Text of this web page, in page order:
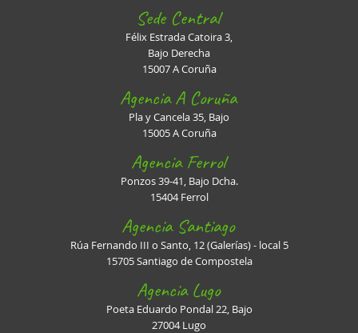
Sede Central
Félix Estrada Catoira 3,
Bajo Derecha
15007 A Coruña
Agencia A Coruña
Pla y Cancela 35, Bajo
15005 A Coruña
Agencia Ferrol
Ponzos 39-41, Bajo Dcha.
15404 Ferrol
Agencia Santiago
Rúa Fernando III o Santo, 12 (Galerías) - local 5
15705 Santiago de Compostela
Agencia Lugo
Poeta Eduardo Pondal 22, Bajo
27004 Lugo